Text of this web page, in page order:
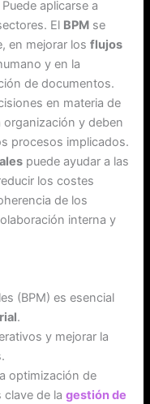
aplicarse a
El BPM se
en mejorar losflujos
y en la
de documentos.
en materia de
y deben
procesos implicados.
puede ayudar a las
los costes
de los
interna y
(BPM) es esencial
.
y mejorar la
optimización de
clave de lagestión de